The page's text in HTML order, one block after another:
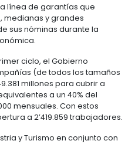
y se garantice el
medio de esta opción,
de interés y a través
se han colocado $41.715
las micro, pequeñas y
más del 90% el tejido
PIB, la decisión
de la emergencia